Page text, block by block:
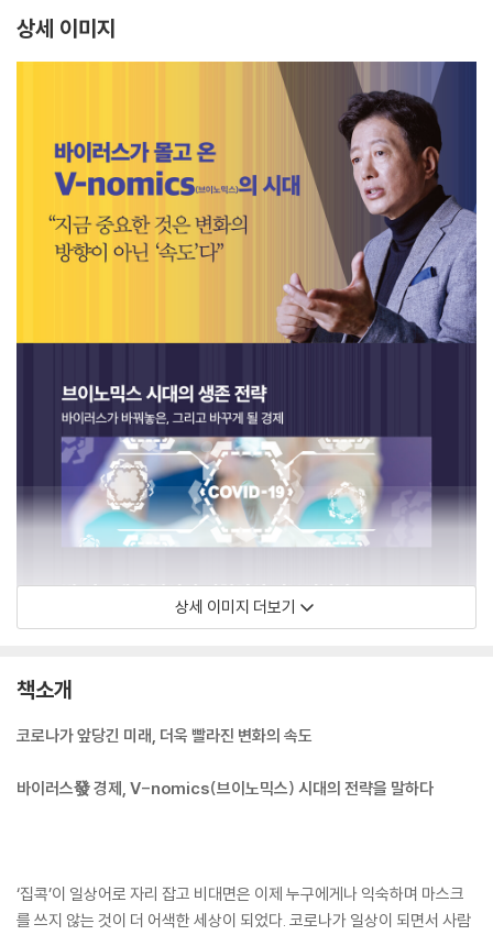
상세 이미지
상세 이미지 더보기
책소개
코로나가 앞당긴 미래, 더욱 빨라진 변화의 속도
바이러스發 경제, V-nomics(브이노믹스) 시대의 전략을 말하다
‘집콕’이 일상어로 자리 잡고 비대면은 이제 누구에게나 익숙하며 마스크
를 쓰지 않는 것이 더 어색한 세상이 되었다. 코로나가 일상이 되면서 사람